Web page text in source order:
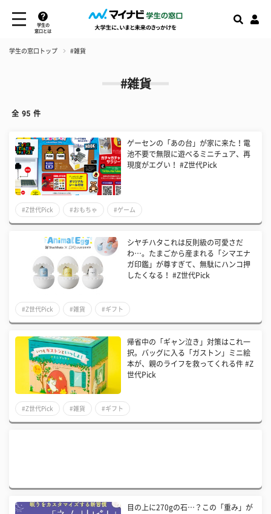
学生の
窓口とは
学生の窓口トップ #雑貨
#雑貨
全 95 件
ゲーセンの「あの台」が家に来た！電
池不要で無限に遊べるミニチュア、再
現度がエグい！ #Z世代Pick
#Z世代Pick #おもちゃ #ゲーム
シヤチハタこれは反則級の可愛さだ
わ…。たまごから産まれる「シマエナ
ガ印鑑」が尊すぎて、無駄にハンコ押
したくなる！ #Z世代Pick
#Z世代Pick #雑貨 #ギフト
帰省中の「ギャン泣き」対策はこれ一
択。バッグに入る「ガストン」ミニ絵
本が、親のライフを救ってくれる件 #Z
世代Pick
#Z世代Pick #雑貨 #ギフト
目の上に270gの石…？この「重み」が